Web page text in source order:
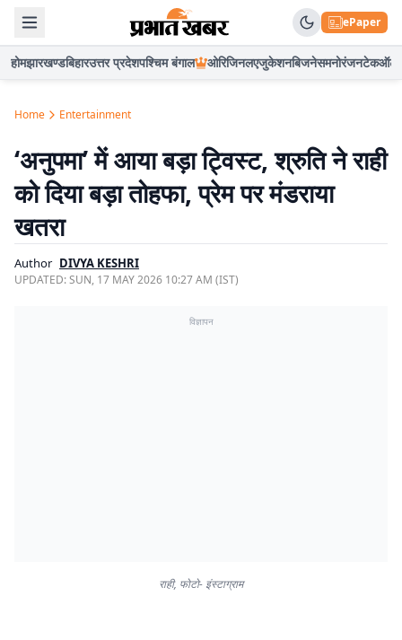
ePaper
होमझारखण्डबिहारउत्तर प्रदेशपश्चिम बंगाल ओरिजिनलएजुकेशनबिजनेसमनोरंजनटेकऑटो
Home Entertainment
‘अनुपमा’ में आया बड़ा ट्विस्ट, श्रुति ने राही
को दिया बड़ा तोहफा, प्रेम पर मंडराया
खतरा
Author DIVYA KESHRI
UPDATED:SUN, 17 MAY 2026 10:27 AM (IST)
विज्ञापन
राही, फोटो- इंस्टाग्राम